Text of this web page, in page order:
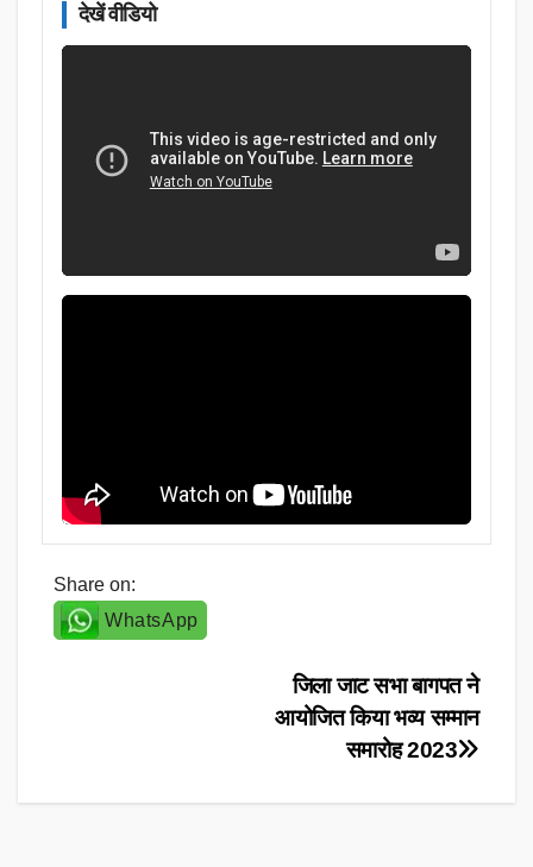
देखें वीडियो
Share on:
WhatsApp
जिला जाट सभा बागपत ने
आयोजित किया भव्य सम्मान
समारोह 2023